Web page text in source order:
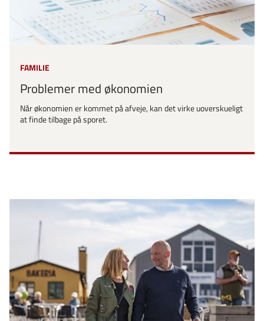
FAMILIE
Problemer med økonomien
Når økonomien er kommet på afveje, kan det virke uoverskueligt
at finde tilbage på sporet.